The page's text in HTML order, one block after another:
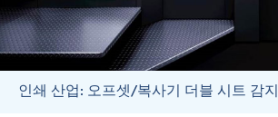
인쇄 산업: 오프셋/복사기 더블 시트 감지